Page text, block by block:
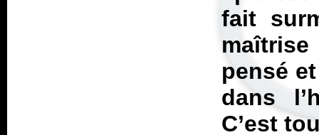
fait
maîtrise
pensé
dans
C’est